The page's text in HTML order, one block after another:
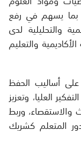
بما يسهم في رفع
والتحليلية لدى
والتعليم
أساليب الحفظ
العليا، وتعزيز
والاستقصاء، وربط
دور المتعلم كشريك